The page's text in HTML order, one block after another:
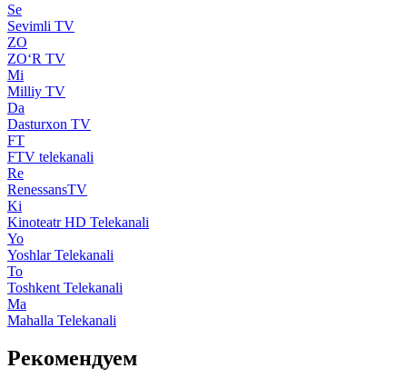
Se
Sevimli TV
ZO
ZO‘R TV
Mi
Milliy TV
Da
Dasturxon TV
FT
FTV telekanali
Re
RenessansTV
Ki
Kinoteatr HD Telekanali
Yo
Yoshlar Telekanali
To
Toshkent Telekanali
Ma
Mahalla Telekanali
Рекомендуем